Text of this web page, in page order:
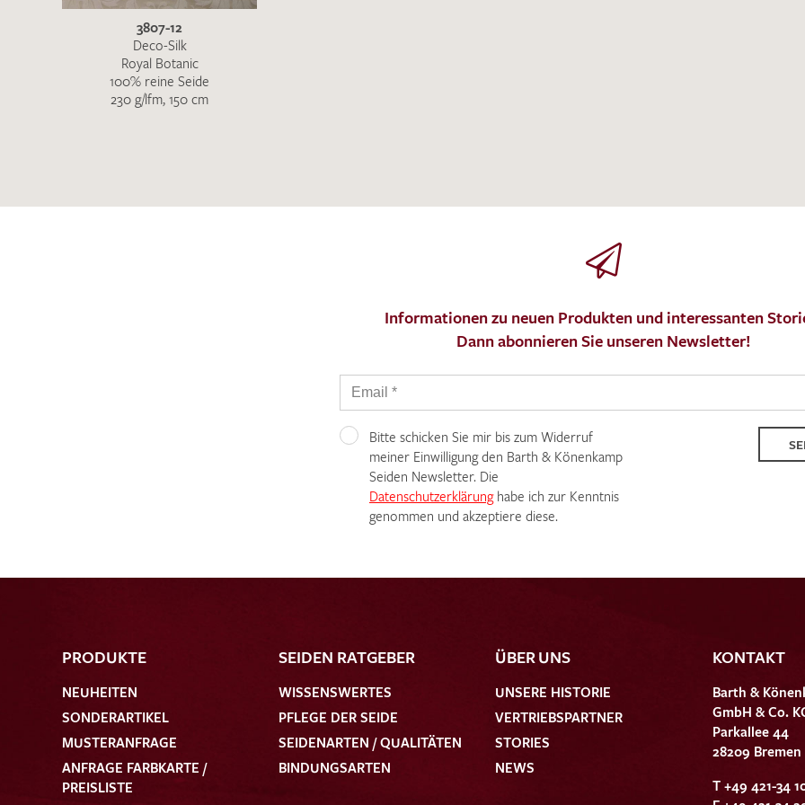
3807-12
Deco-Silk
Royal Botanic
100% reine Seide
230 g/lfm, 150 cm
Informationen zu neuen Produkten und interessanten
Dann abonnieren Sie unseren Newsletter!
Bitte schicken Sie mir bis zum Widerruf
meiner Einwilligung den Barth & Könenkamp
Seiden Newsletter. Die
Datenschutzerklärunghabe ich zur Kenntnis
genommen und akzeptiere diese.
PRODUKTE
NEUHEITEN
SONDERARTIKEL
MUSTERANFRAGE
ANFRAGE FARBKARTE /
PREISLISTE
SEIDEN RATGEBER
WISSENSWERTES
PFLEGE DER SEIDE
SEIDENARTEN / QUALITÄTEN
BINDUNGSARTEN
ÜBER UNS
UNSERE HISTORIE
VERTRIEBSPARTNER
STORIES
NEWS
KONTAKT
Barth &
GmbH & Co.
Parkallee 44
28209 Bremen
T +49 421-34